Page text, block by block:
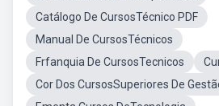
Catálogo De CursosTécnico PDF
Manual De CursosTécnicos
Frfanquia De CursosTecnicos
Cor Dos CursosSuperiores De